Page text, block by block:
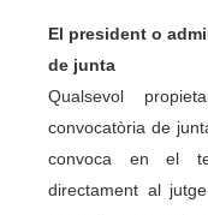
El president o
de junta
Qualsevol
convocatòria de
convoca en el
directament al